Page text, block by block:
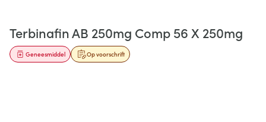
Terbinafin AB 250mg Comp 56 X 250mg
Op voorschrift
Geneesmiddel